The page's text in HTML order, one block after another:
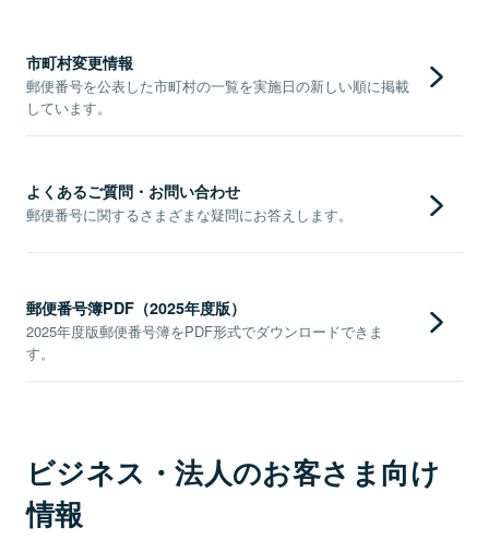
市町村変更情報
郵便番号を公表した市町村の一覧を実施日の新しい順に掲載
しています。
よくあるご質問・お問い合わせ
郵便番号に関するさまざまな疑問にお答えします。
郵便番号簿PDF（2025年度版）
2025年度版郵便番号簿をPDF形式でダウンロードできま
す。
ビジネス・法人のお客さま向け
情報